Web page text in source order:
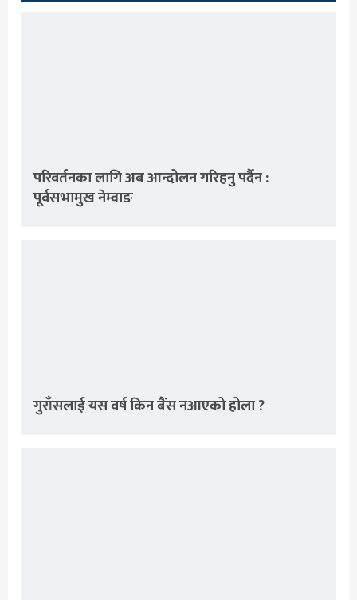
परिवर्तनका लागि अब आन्दोलन गरिहनु पर्दैन :
पूर्वसभामुख नेम्वाङ
गुराँसलाई यस वर्ष किन बैंस नआएको होला ?